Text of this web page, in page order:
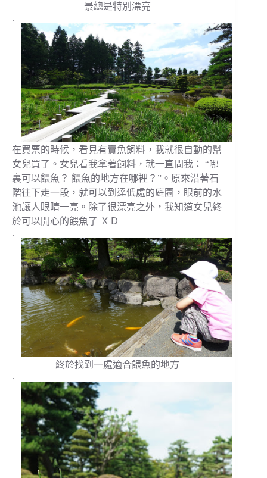
景總是特別漂亮
.
在買票的時候，看見有賣魚飼料，我就很自動的幫
女兒買了。女兒看我拿著飼料，就一直問我： “哪
裏可以餵魚？ 餵魚的地方在哪裡？”。原來沿著石
階往下走一段，就可以到達低處的庭園，眼前的水
池讓人眼睛一亮。除了很漂亮之外，我知道女兒終
於可以開心的餵魚了 ＸＤ
.
終於找到一處適合餵魚的地方
.